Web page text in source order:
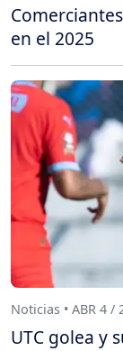
en el 2025
Noticias • ABR 4 /
UTC golea y